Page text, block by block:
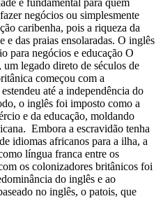
negócios ou simplesmente
caribenha, pois a riqueza da
e das praias ensolaradas. O inglês
para negócios e educação O
legado direto de séculos de
começou com a
até a independência do
o inglês foi imposto como a
e da educação, moldando
Embora a escravidão tenha
idiomas africanos para a ilha, a
língua franca entre os
os colonizadores britânicos foi
do inglês e ao
no inglês, o patois, que